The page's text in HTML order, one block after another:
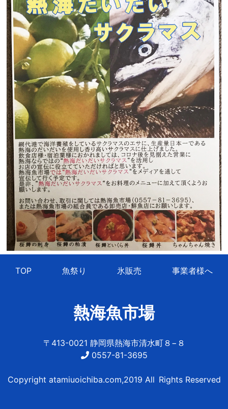
TOP 魚祭り 氷販売 事業者様へ
熱海魚市場
〒413-0021 静岡県熱海市清水町８−８
0557-81-3695
Copyright atamiuoichiba.com,2019 All Rights Reserved